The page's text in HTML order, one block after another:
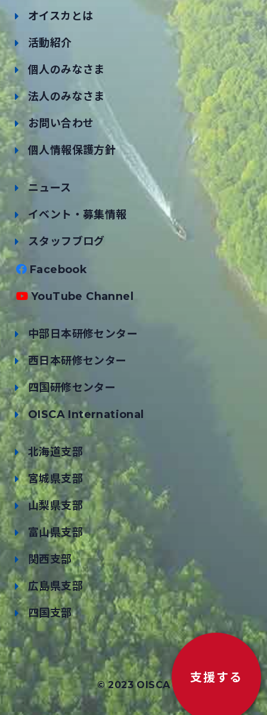
支援する
オイスカとは
活動紹介
個人のみなさま
法人のみなさま
お問い合わせ
個人情報保護方針
ニュース
イベント・募集情報
スタッフブログ
Facebook
YouTube Channel
中部日本研修センター
西日本研修センター
四国研修センター
OISCA International
北海道支部
宮城県支部
山梨県支部
富山県支部
関西支部
広島県支部
四国支部
© 2023 OISCA